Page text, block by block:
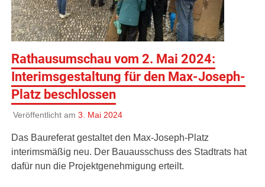
Rathausumschau vom 2. Mai 2024:
Interimsgestaltung für den Max-Joseph-
Platz beschlossen
Veröffentlicht am 3. Mai 2024
Das Baureferat gestaltet den Max-Joseph-Platz
interimsmäßig neu. Der Bauausschuss des Stadtrats hat
dafür nun die Projektgenehmigung erteilt.